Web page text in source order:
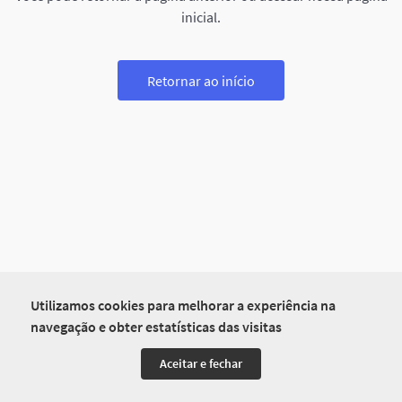
Utilizamos cookies para melhorar a experiência na
navegação e obter estatísticas das visitas
Aceitar e fechar
inicial.
Retornar ao início